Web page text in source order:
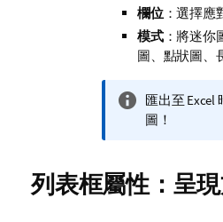
欄位：選擇應
模式：將迷你
圖、點狀圖、
資
訊
匯出至 Excel
圖！
列表框屬性：呈